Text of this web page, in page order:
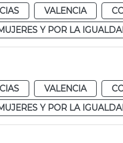
VALENCIA
Y POR LA
VALENCIA
Y POR LA